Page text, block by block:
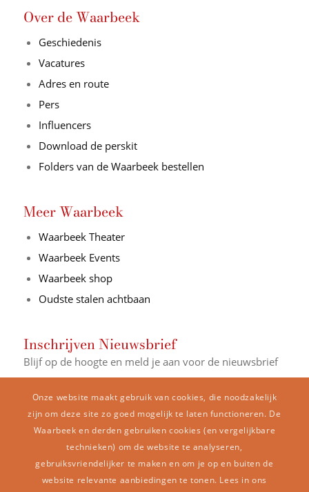
Over de Waarbeek
Geschiedenis
Vacatures
Adres en route
Pers
Influencers
Download de perskit
Folders van de Waarbeek bestellen
Meer Waarbeek
Waarbeek Theater
Waarbeek Events
Waarbeek shop
Oudste stalen achtbaan
Inschrijven Nieuwsbrief
Blijf op de hoogte en meld je aan voor de nieuwsbrief
Naam
Onze website maakt gebruik van cookies, die noodzakelijk
zijn om deze site zo goed mogelijk te laten functioneren. De
Waarbeek en derden gebruiken cookies (en vergelijkbare
technieken) om de website te analyseren,
gebruiksvriendelijker te maken en om je op en buiten de
website relevante aanbiedingen te tonen. Lees in ons